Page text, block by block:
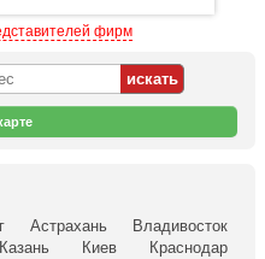
фирм
Астрахань
Владивосток
Казань Киев
Краснодар